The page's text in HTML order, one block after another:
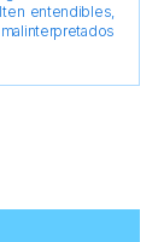
entendibles,